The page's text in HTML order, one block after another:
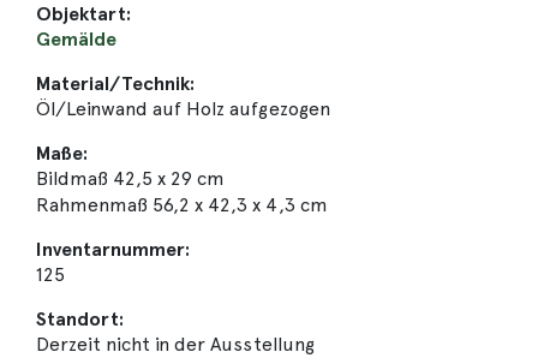
Objektart:
Gemälde
Material/Technik:
Öl/Leinwand auf Holz aufgezogen
Maße:
Bildmaß 42,5 x 29 cm
Rahmenmaß 56,2 x 42,3 x 4,3 cm
Inventarnummer:
125
Standort:
Derzeit nicht in der Ausstellung